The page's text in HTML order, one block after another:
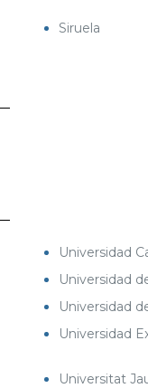
Siruela
Universidad
Universidad
Universidad
Universidad
Universitat